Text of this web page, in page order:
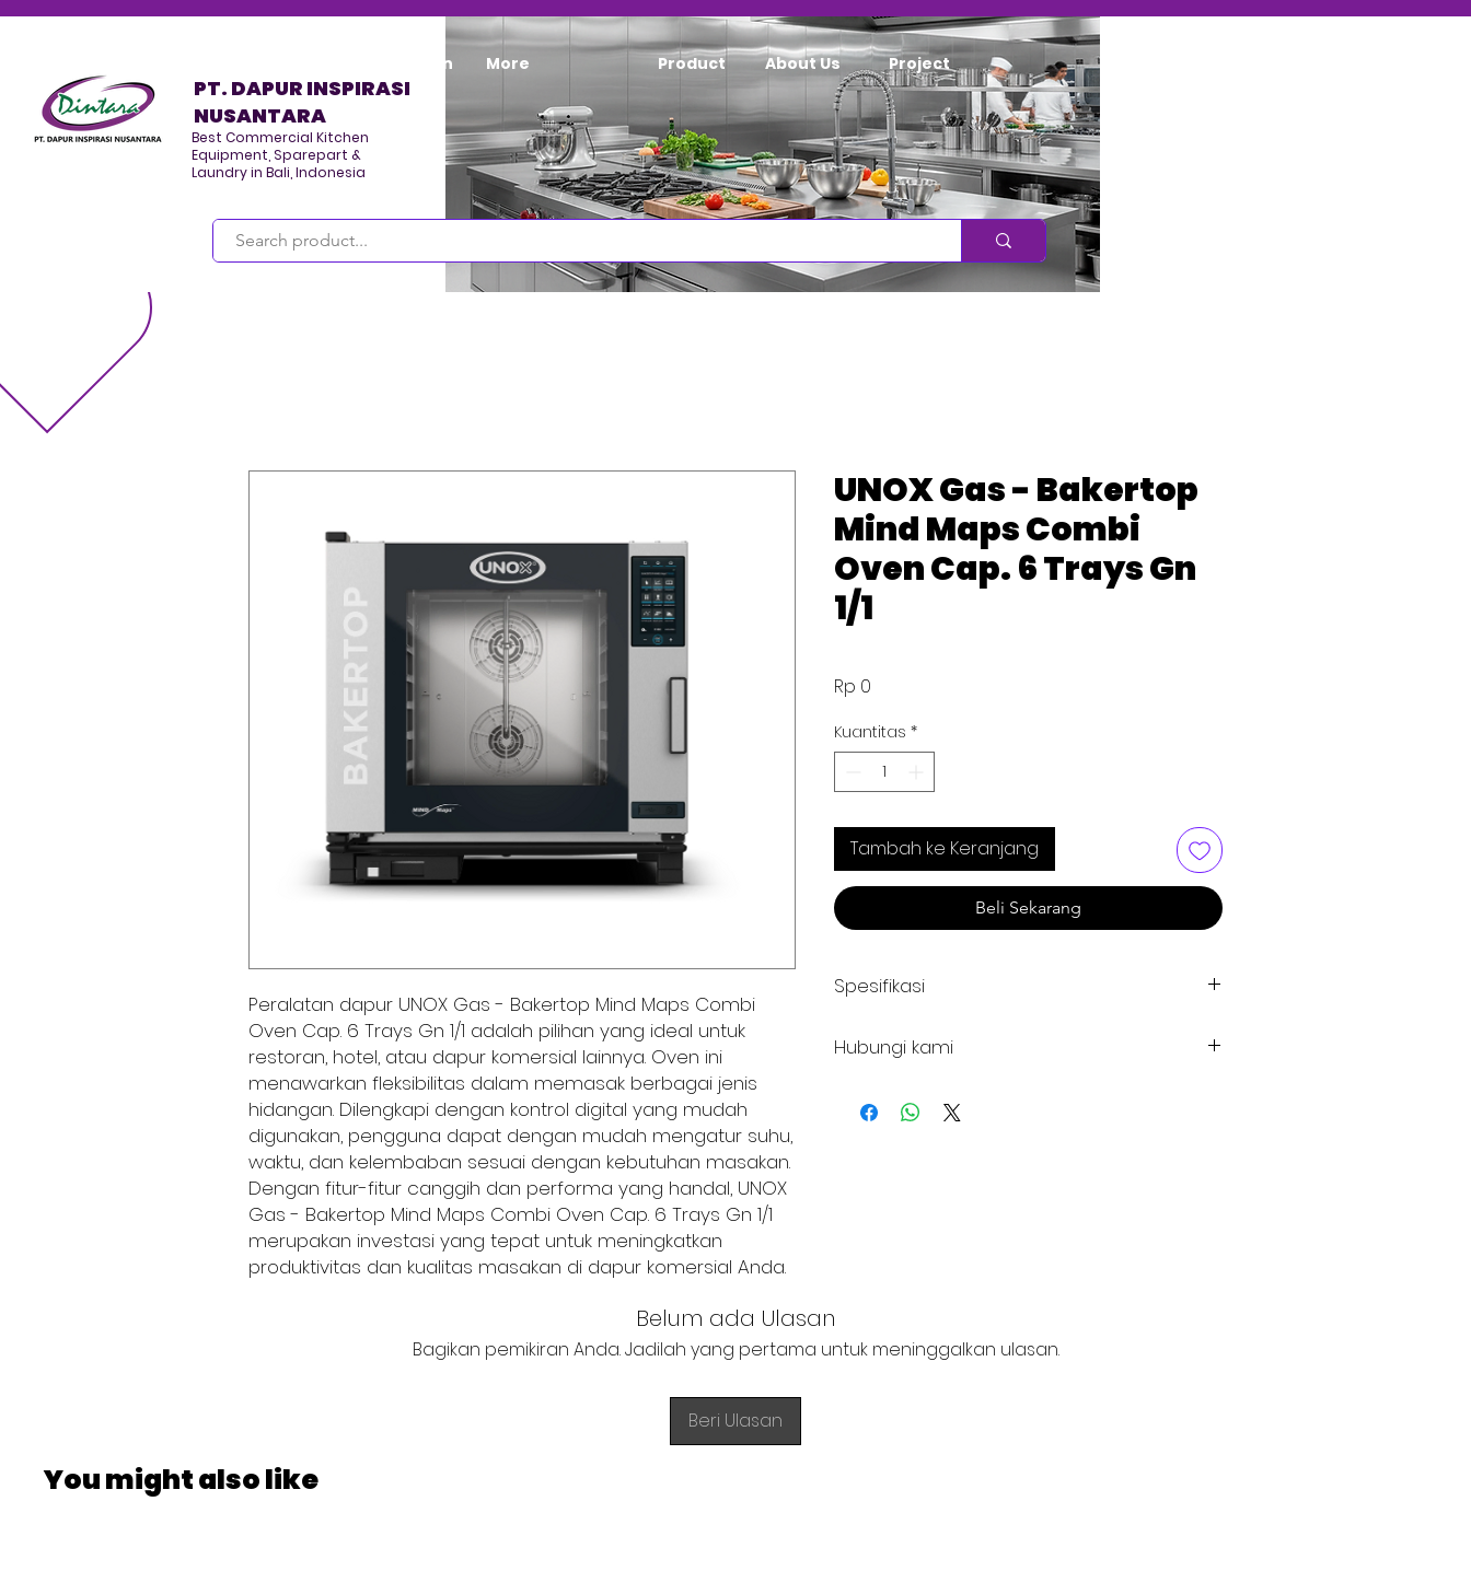
PT. DAPUR INSPIRASI
NUSANTARA
Best Commercial Kitchen
Equipment, Sparepart &
Laundry in Bali, Indonesia
Program/Kegiatan More Product About Us Project
Peralatan dapur UNOX Gas - Bakertop Mind Maps Combi
Oven Cap. 6 Trays Gn 1/1 adalah pilihan yang ideal untuk
restoran, hotel, atau dapur komersial lainnya. Oven ini
menawarkan fleksibilitas dalam memasak berbagai jenis
hidangan. Dilengkapi dengan kontrol digital yang mudah
digunakan, pengguna dapat dengan mudah mengatur suhu,
waktu, dan kelembaban sesuai dengan kebutuhan masakan.
Dengan fitur-fitur canggih dan performa yang handal, UNOX
Gas - Bakertop Mind Maps Combi Oven Cap. 6 Trays Gn 1/1
merupakan investasi yang tepat untuk meningkatkan
produktivitas dan kualitas masakan di dapur komersial Anda.
UNOX Gas - Bakertop
Mind Maps Combi
Oven Cap. 6 Trays Gn
1/1
Rp 0
Kuantitas *
Tambah ke Keranjang
Beli Sekarang
Spesifikasi
L : 860, W : 957, H : 843
Hubungi kami
Belum ada Ulasan
Bagikan pemikiran Anda. Jadilah yang pertama untuk meninggalkan ulasan.
Beri Ulasan
You might also like